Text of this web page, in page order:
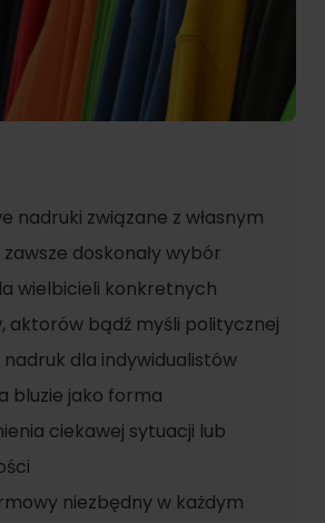
nadruki związane z własnym
doskonały wybór
wielbicieli konkretnych
aktorów bądź myśli politycznej
dla indywidualistów
bluzie jako forma
ciekawej sytuacji lub
niezbędny w każdym